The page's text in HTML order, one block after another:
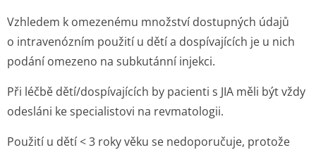
Vzhledem k omezenému množství dostupných údajů
o intravenózním použití u dětí a dospívajících je u nich
podání omezeno na subkutánní injekci.
Při léčbě dětí/dospívajících by pacienti s JIA měli být vždy
odesláni ke specialistovi na revmatologii.
Použití u dětí < 3 roky věku se nedoporučuje, protože